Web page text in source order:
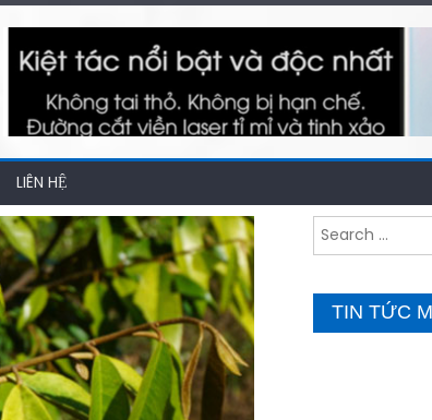
quyết định 40% khách hàng rời đi
LIÊN HỆ
Search for:
TIN TỨC